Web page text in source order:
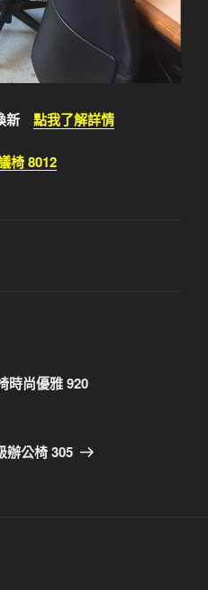
新 點我了解詳情
椅 8012
時尚優雅 920
辦公椅 305